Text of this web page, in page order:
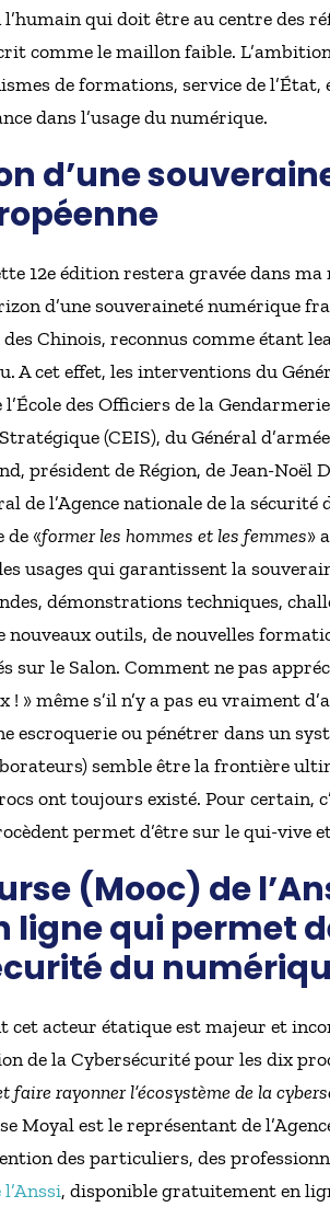
qui doit être au centre des
comme le maillon faible.
de formations, service de
dans l’usage du numérique.
d’une
12e édition restera gravée dans ma
d’une souveraineté numérique
Chinois, reconnus comme étant
A cet effet, les interventions du
des Officiers de la
(CEIS), du Général
président de Région, de Jean-Noël
de l’Agence nationale de la sécurité
«former les hommes et les femmes»
usages qui garantissent la
démonstrations techniques,
outils, de nouvelles
le Salon. Comment ne pas
même s’il n’y a pas eu vraiment
ou pénétrer dans un
semble être la frontière
ont toujours existé. Pour certain,
permet d’être sur le qui-vive
(Mooc) de
qui permet
du
cet acteur étatique est majeur et
de la Cybersécurité pour les dix
faire rayonner l’écosystème de la
Moyal est le représentant de
des particuliers, des
, disponible gratuitement en